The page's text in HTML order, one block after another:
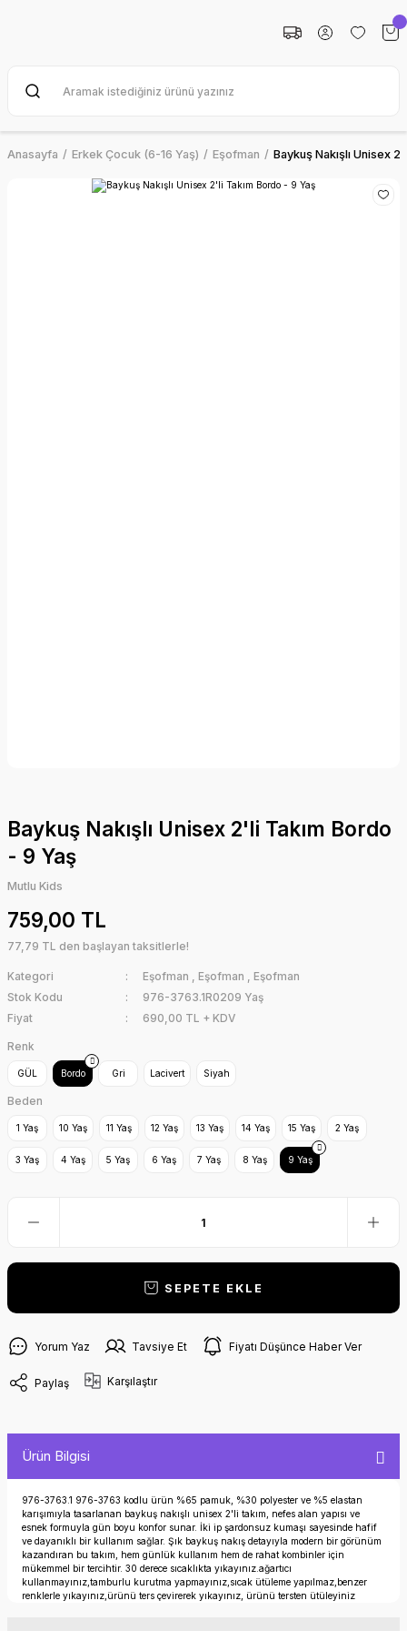
Anasayfa Erkek Çocuk (6-16 Yaş) Eşofman Baykuş Nakışlı Unisex
Baykuş Nakışlı Unisex 2'li Takım Bordo
- 9 Yaş
Mutlu Kids
759,00 TL
77,79 TL den başlayan taksitlerle!
Kategori Eşofman , Eşofman , Eşofman
Stok Kodu
976-3763.1R0209 Yaş
Fiyat
690,00 TL + KDV
Renk
GÜL Bordo Gri Lacivert Siyah
Beden
1 Yaş 10 Yaş 11 Yaş 12 Yaş 13 Yaş 14 Yaş 15 Yaş 2 Yaş
3 Yaş 4 Yaş 5 Yaş 6 Yaş 7 Yaş 8 Yaş 9 Yaş
SEPETE EKLE
Yorum Yaz Tavsiye Et Fiyatı Düşünce Haber Ver
Paylaş Karşılaştır
Ürün Bilgisi
976-3763.1 976-3763 kodlu ürün %65 pamuk, %30 polyester ve %5 elastan
karışımıyla tasarlanan baykuş nakışlı unisex 2'li takım, nefes alan yapısı ve
esnek formuyla gün boyu konfor sunar. İki ip şardonsuz kumaşı sayesinde hafif
ve dayanıklı bir kullanım sağlar. Şık baykuş nakış detayıyla modern bir görünüm
kazandıran bu takım, hem günlük kullanım hem de rahat kombinler için
mükemmel bir tercihtir. 30 derece sıcaklıkta yıkayınız.ağartıcı
kullanmayınız,tamburlu kurutma yapmayınız,sıcak ütüleme yapılmaz,benzer
renklerle yıkayınız,ürünü ters çevirerek yıkayınız, ürünü tersten ütüleyiniz